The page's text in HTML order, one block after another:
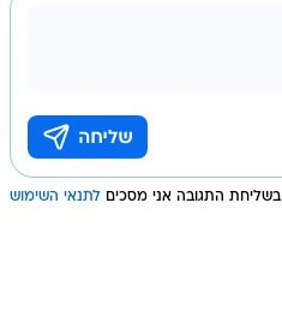
בשליחת התגובה אני מסכים לתנאי השימוש